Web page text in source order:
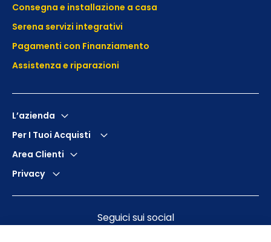
Consegna e installazione a casa
Serena servizi integrativi
Pagamenti con Finanziamento
Assistenza e riparazioni
L’azienda
Per I Tuoi Acquisti
Area Clienti
Privacy
Seguici sui social